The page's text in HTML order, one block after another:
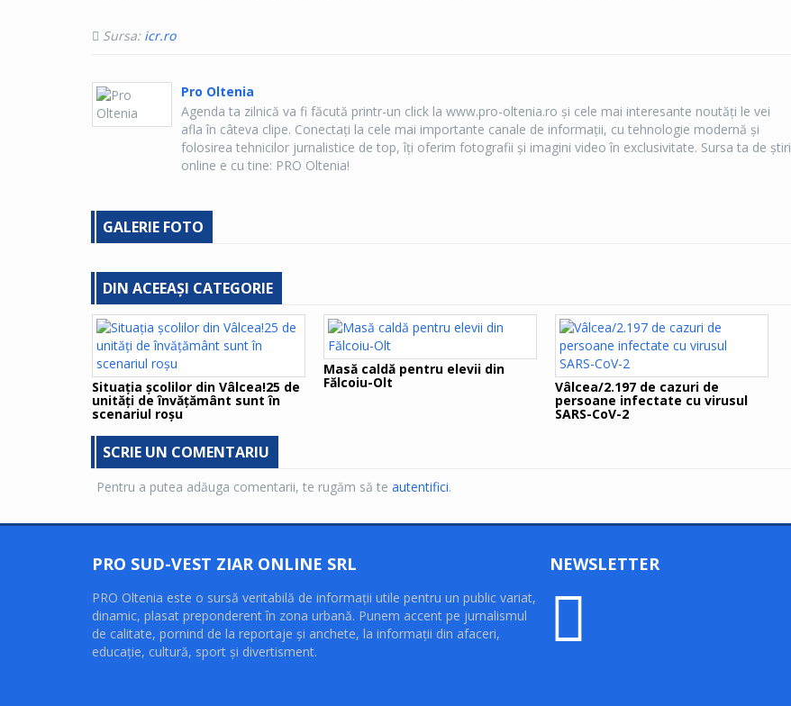
Sursa: icr.ro
Pro Oltenia
Agenda ta zilnică va fi făcută printr-un click la www.pro-oltenia.ro şi cele mai interesante noutăţi le vei
afla în câteva clipe. Conectaţi la cele mai importante canale de informaţii, cu tehnologie modernă şi
folosirea tehnicilor jurnalistice de top, îţi oferim fotografii şi imagini video în exclusivitate. Sursa ta de ştiri
online e cu tine: PRO Oltenia!
GALERIE FOTO
DIN ACEEAȘI CATEGORIE
Situaţia şcolilor din Vâlcea!25 de
unităţi de învăţământ sunt în
scenariul roşu
Masă caldă pentru elevii din
Fălcoiu-Olt Vâlcea/2.197 de cazuri de
persoane infectate cu virusul
SARS-CoV-2
SCRIE UN COMENTARIU
Pentru a putea adăuga comentarii, te rugăm să te autentifici.
PRO SUD-VEST ZIAR ONLINE SRL
PRO Oltenia este o sursă veritabilă de informaţii utile pentru un public variat,
dinamic, plasat preponderent în zona urbană. Punem accent pe jurnalismul
de calitate, pornind de la reportaje şi anchete, la informaţii din afaceri,
educaţie, cultură, sport şi divertisment.
NEWSLETTER